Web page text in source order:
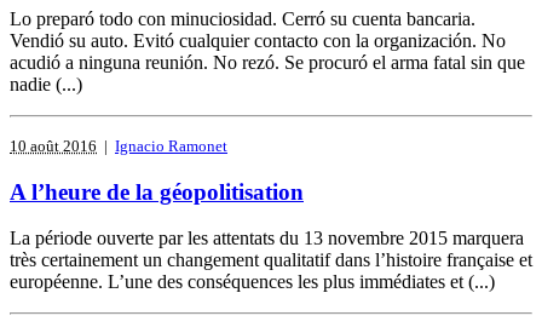
Lo preparó todo con minuciosidad. Cerró su cuenta bancaria.
Vendió su auto. Evitó cualquier contacto con la organización. No
acudió a ninguna reunión. No rezó. Se procuró el arma fatal sin que
nadie (...)
10 août 2016 | Ignacio Ramonet
A l’heure de la géopolitisation
La période ouverte par les attentats du 13 novembre 2015 marquera
très certainement un changement qualitatif dans l’histoire française et
européenne. L’une des conséquences les plus immédiates et (...)